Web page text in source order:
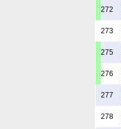
272
273
275
276
277
278